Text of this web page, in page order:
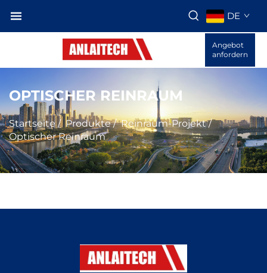
DE
Angebot
anfordern
OPTISCHER REINRAUM
Startseite/ Produkte/Reinraum-Projekt/
Optischer Reinraum